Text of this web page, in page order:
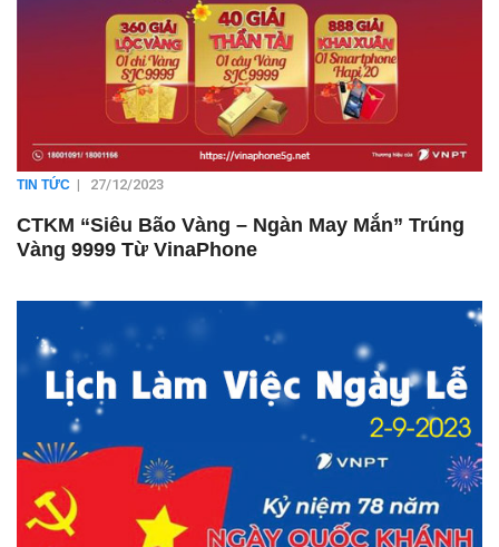
TIN TỨC | 27/12/2023
CTKM “Siêu Bão Vàng – Ngàn May Mắn” Trúng
Vàng 9999 Từ VinaPhone